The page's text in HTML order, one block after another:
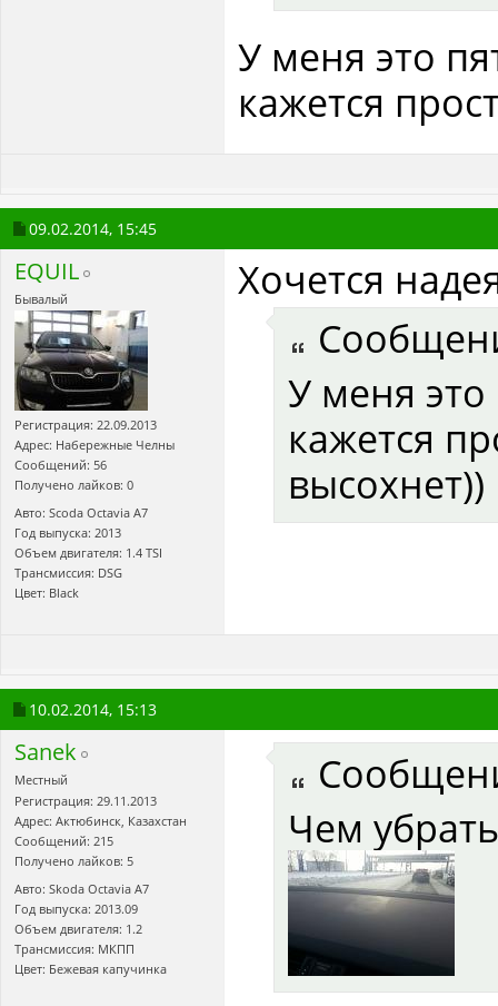
У меня это
кажется
09.02.2014, 15:45
EQUIL
Бывалый
Регистрация: 22.09.2013
Адрес: Набережные Челны
Сообщений: 56
Получено лайков: 0
Авто: Scoda Octavia A7
Год выпуска: 2013
Объем двигателя: 1.4 TSI
Трансмиссия: DSG
Цвет: Black
Хочется
У меня
кажется
высохнет))
10.02.2014, 15:13
Sanek
Местный
Регистрация: 29.11.2013
Адрес: Актюбинск, Казахстан
Сообщений: 215
Получено лайков: 5
Авто: Skoda Octavia A7
Год выпуска: 2013.09
Объем двигателя: 1.2
Трансмиссия: МКПП
Цвет: Бежевая капучинка
Чем